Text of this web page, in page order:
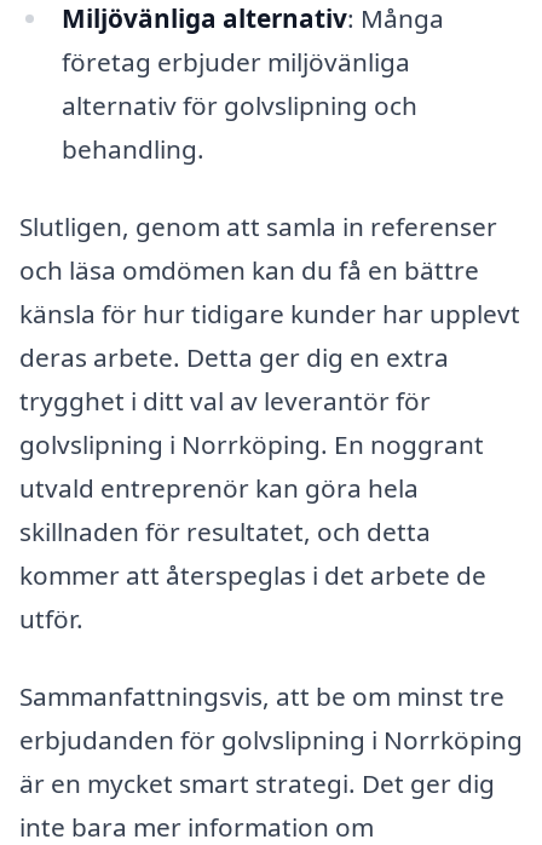
Miljövänliga alternativ: Många
företag erbjuder miljövänliga
alternativ för golvslipning och
behandling.
Slutligen, genom att samla in referenser
och läsa omdömen kan du få en bättre
känsla för hur tidigare kunder har upplevt
deras arbete. Detta ger dig en extra
trygghet i ditt val av leverantör för
golvslipning i Norrköping. En noggrant
utvald entreprenör kan göra hela
skillnaden för resultatet, och detta
kommer att återspeglas i det arbete de
utför.
Sammanfattningsvis, att be om minst tre
erbjudanden för golvslipning i Norrköping
är en mycket smart strategi. Det ger dig
inte bara mer information om